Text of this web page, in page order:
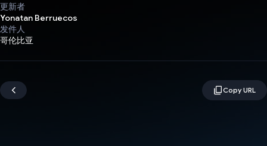
更新者
Yonatan Berruecos
发件人
哥伦比亚